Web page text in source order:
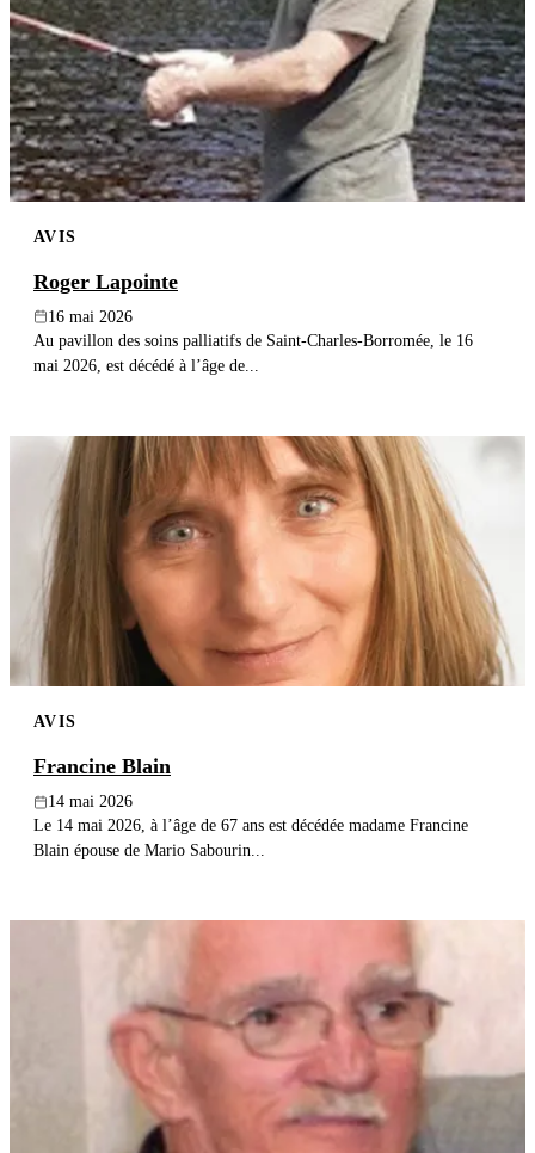
AVIS
Roger Lapointe
16 mai 2026
Au pavillon des soins palliatifs de Saint-Charles-Borromée, le 16
mai 2026, est décédé à l’âge de...
AVIS
Francine Blain
14 mai 2026
Le 14 mai 2026, à l’âge de 67 ans est décédée madame Francine
Blain épouse de Mario Sabourin...